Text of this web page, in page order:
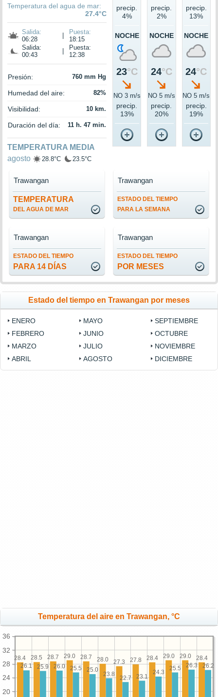
Temperatura del agua de mar:
27.4°C
Salida:
06:28
Puesta:
18:15
Salida:
00:43
Puesta:
12:38
Presión: 760 mm Hg
Humedad del aire: 82%
Visibilidad: 10 km.
Duración del día: 11 h. 47 min.
TEMPERATURA MEDIA
agosto
28.8°C 23.5°C
precip.
4%
NOCHE
23°C
NO 3 m/s
precip.
13%
precip.
2%
NOCHE
24°C
NO 5 m/s
precip.
20%
precip.
13%
NOCHE
24°C
NO 5 m/s
precip.
19%
TEMPERATURA
DEL AGUA DE MAR
Trawangan
ESTADO DEL TIEMPO
PARA LA SEMANA
Trawangan
ESTADO DEL TIEMPO
PARA 14 DÍAS
Trawangan
ESTADO DEL TIEMPO
POR MESES
Trawangan
Estado del tiempo en Trawangan por meses
ENERO
FEBRERO
MARZO
ABRIL
MAYO
JUNIO
JULIO
AGOSTO
SEPTIEMBRE
OCTUBRE
NOVIEMBRE
DICIEMBRE
Temperatura del aire en Trawangan, °C
20
24
28
32
36
28.4
29.0
29.0
28.4
27.8
27.3
28.0
28.7
29.0
28.7
28.5
28.4
26.2
26.3
25.5
24.3
23.1
22.7
23.8
25.0
25.5
26.0
25.9
26.1